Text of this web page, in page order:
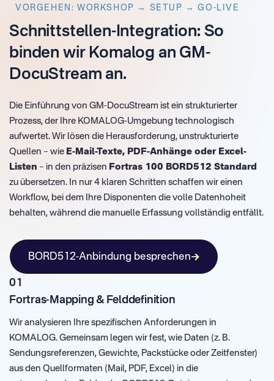
VORGEHEN: WORKSHOP → SETUP → GO-LIVE
Schnittstellen-Integration: So
binden wir Komalog an GM-
DocuStream an.
Die Einführung von GM-DocuStream ist ein strukturierter
Prozess, der Ihre KOMALOG-Umgebung technologisch
aufwertet. Wir lösen die Herausforderung, unstrukturierte
Quellen – wie E-Mail-Texte, PDF-Anhänge oder Excel-
Listen – in den präzisen Fortras 100 BORD512 Standard
zu übersetzen. In nur 4 klaren Schritten schaffen wir einen
Workflow, bei dem Ihre Disponenten die volle Datenhoheit
behalten, während die manuelle Erfassung vollständig entfällt.
BORD512-Anbindung besprechen
01
Fortras-Mapping & Felddefinition
Wir analysieren Ihre spezifischen Anforderungen in
KOMALOG. Gemeinsam legen wir fest, wie Daten (z. B.
Sendungsreferenzen, Gewichte, Packstücke oder Zeitfenster)
aus den Quellformaten (Mail, PDF, Excel) in die